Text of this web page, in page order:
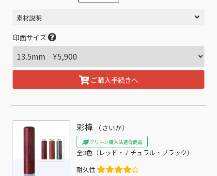
素材説明
印面サイズ
ご購入手続きへ
彩樺 （さいか）
グリーン購入法適合商品
全3色（レッド・ナチュラル・ブラック）
耐久性